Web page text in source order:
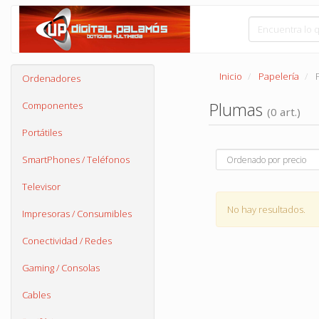
Ordenadores
Componentes
Portátiles
SmartPhones / Teléfonos
Televisor
Impresoras / Consumibles
Conectividad / Redes
Gaming / Consolas
Cables
Inicio Papelería
Plumas (0 art.)
No hay resultados.